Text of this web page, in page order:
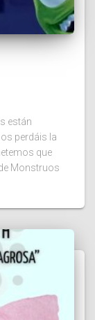
están
perdáis la
que
Monstruos